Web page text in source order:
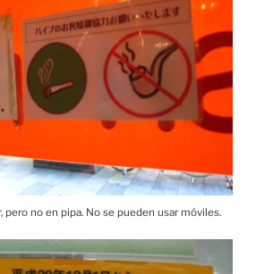
pero no en pipa. No se pueden usar móviles.